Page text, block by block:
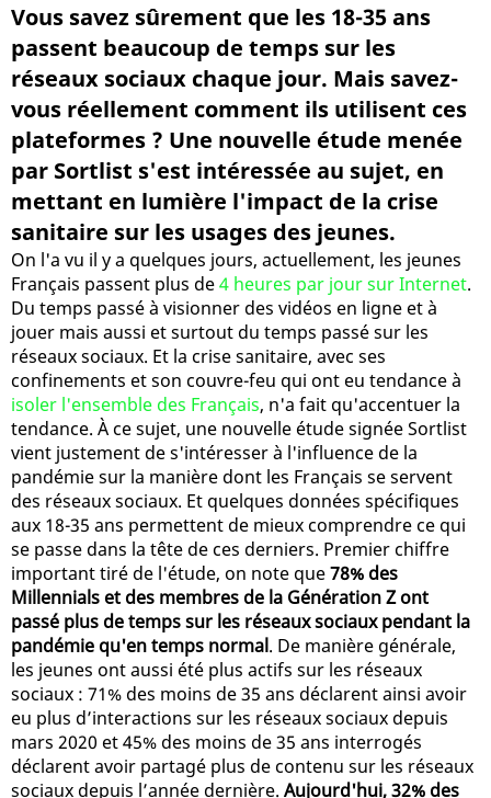
Vous savez sûrement que les 18-35 ans
passent beaucoup de temps sur les
réseaux sociaux chaque jour. Mais savez-
vous réellement comment ils utilisent ces
plateformes ? Une nouvelle étude menée
par Sortlist s'est intéressée au sujet, en
mettant en lumière l'impact de la crise
sanitaire sur les usages des jeunes.
On l'a vu il y a quelques jours, actuellement, les jeunes
Français passent plus de4 heures par jour sur Internet.
Du temps passé à visionner des vidéos en ligne et à
jouer mais aussi et surtout du temps passé sur les
réseaux sociaux. Et la crise sanitaire, avec ses
confinements et son couvre-feu qui ont eu tendance à
isoler l'ensemble des Français, n'a fait qu'accentuer la
tendance. À ce sujet, une nouvelle étude signée Sortlist
vient justement de s'intéresser à l'influence de la
pandémie sur la manière dont les Français se servent
des réseaux sociaux. Et quelques données spécifiques
aux 18-35 ans permettent de mieux comprendre ce qui
se passe dans la tête de ces derniers. Premier chiffre
important tiré de l'étude, on note que78% des
Millennials et des membres de la Génération Z ont
passé plus de temps sur les réseaux sociaux pendant la
pandémie qu'en temps normal. De manière générale,
les jeunes ont aussi été plus actifs sur les réseaux
sociaux : 71% des moins de 35 ans déclarent ainsi avoir
eu plus d’interactions sur les réseaux sociaux depuis
mars 2020 et 45% des moins de 35 ans interrogés
déclarent avoir partagé plus de contenu sur les réseaux
sociaux depuis l’année dernière. Aujourd'hui, 32% des